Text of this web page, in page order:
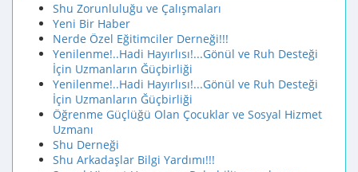
Shu Zorunluluğu ve Çalışmaları
Yeni Bir Haber
Nerde Özel Eğitimciler Derneği!!!
Yenilenme!..Hadi Hayırlısı!...Gönül ve Ruh Desteği
İçin Uzmanların Ğüçbirliği
Yenilenme!..Hadi Hayırlısı!...Gönül ve Ruh Desteği
İçin Uzmanların Ğüçbirliği
Öğrenme Güçlüğü Olan Çocuklar ve Sosyal Hizmet
Uzmanı
Shu Derneği
Shu Arkadaşlar Bilgi Yardımı!!!